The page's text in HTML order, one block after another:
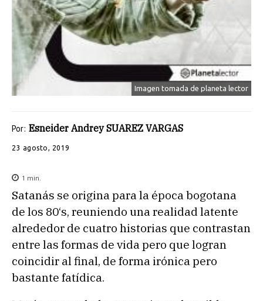
Imagen tomada de planeta lector
Por: Esneider Andrey SUAREZ VARGAS
23 agosto, 2019
1 min.
Satanás se origina para la época bogotana
de los 80‘s, reuniendo una realidad latente
alrededor de cuatro historias que contrastan
entre las formas de vida pero que logran
coincidir al final, de forma irónica pero
bastante fatídica.